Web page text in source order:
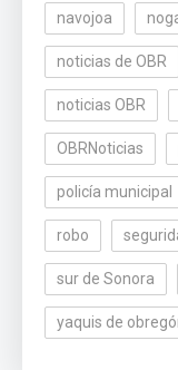
navojoa
noticias de OBR
noticias OBR
OBRNoticias
policía municipal
robo
sur de Sonora
yaquis de